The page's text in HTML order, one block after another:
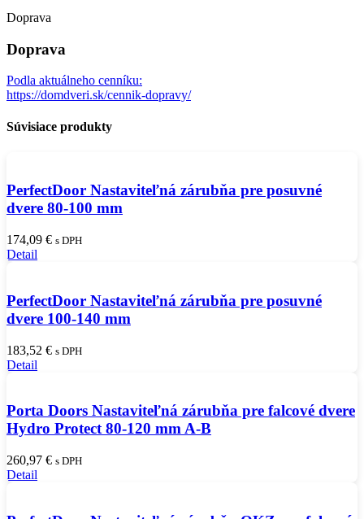
Doprava
Doprava
Podla aktuálneho cenníku:
https://domdveri.sk/cennik-dopravy/
Súvisiace produkty
PerfectDoor Nastaviteľná zárubňa pre posuvné
dvere 80-100 mm
174,09 € s DPH
Detail
PerfectDoor Nastaviteľná zárubňa pre posuvné
dvere 100-140 mm
183,52 € s DPH
Detail
Porta Doors Nastaviteľná zárubňa pre falcové dvere
Hydro Protect 80-120 mm A-B
260,97 € s DPH
Detail